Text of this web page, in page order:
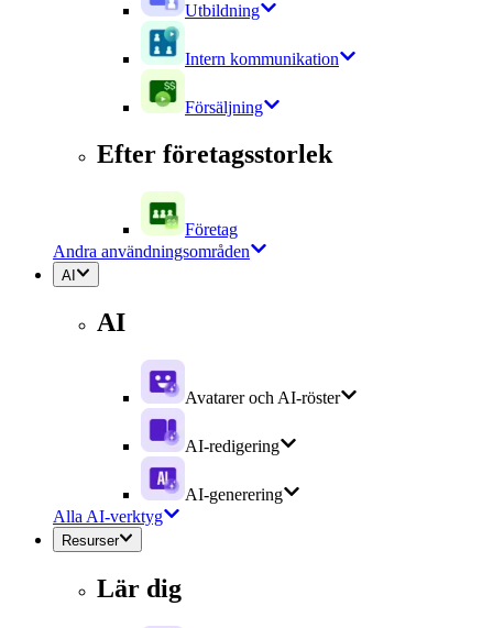
Utbildning
Intern kommunikation
Försäljning
Efter företagsstorlek
Företag
Andra användningsområden
AI
AI
Avatarer och AI-röster
AI-redigering
AI-generering
Alla AI-verktyg
Resurser
Lär dig